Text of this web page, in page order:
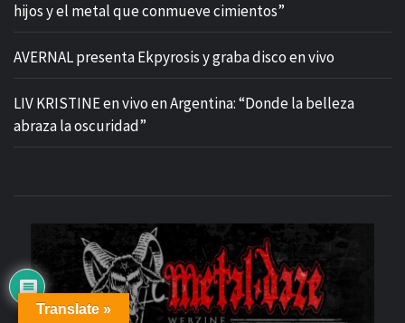
hijos y el metal que conmueve cimientos”
AVERNAL presenta Ekpyrosis y graba disco en vivo
LIV KRISTINE en vivo en Argentina: “Donde la belleza
abraza la oscuridad”
Translate »